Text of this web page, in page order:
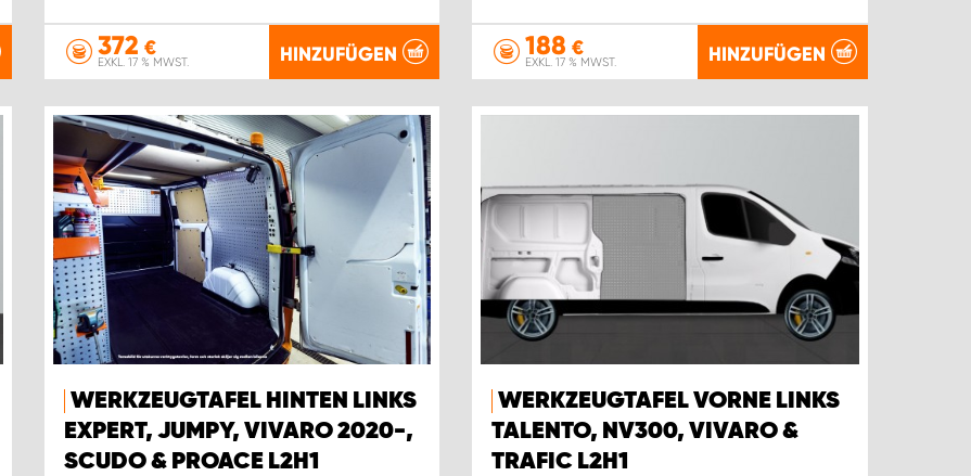
372 €
EXKL. 17 % MWST. HINZUFÜGEN 188 €
EXKL. 17 % MWST. HINZUFÜGEN
WERKZEUGTAFEL HINTEN LINKS
EXPERT, JUMPY, VIVARO 2020-,
SCUDO & PROACE L2H1
WERKZEUGTAFEL VORNE LINKS
TALENTO, NV300, VIVARO &
TRAFIC L2H1